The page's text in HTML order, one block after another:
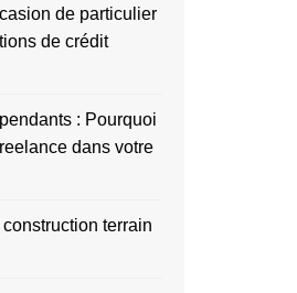
de particulier
de crédit
: Pourquoi
dans votre
terrain